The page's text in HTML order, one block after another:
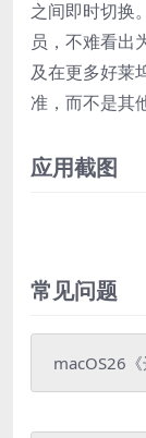
之间即时切换
员，不难看出
及在更多好莱
准，而不是其
应用截图
常见问题
macOS26